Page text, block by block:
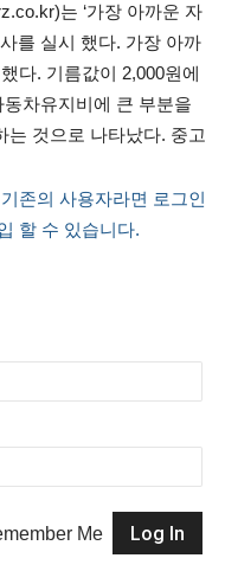
는 ‘가장 아까운 자
를 실시 했다. 가장 아까
다. 기름값이 2,000원에
차유지비에 큰 부분을
는 것으로 나타났다. 중고
존의 사용자라면 로그인
할 수 있습니다.
Me